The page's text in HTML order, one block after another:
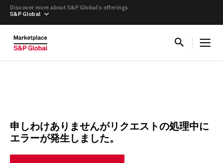
S&P Global
Discover more about S&P Global’s offerings
申しわけありませんがリクエストの処理中に
エラーが発生しました。